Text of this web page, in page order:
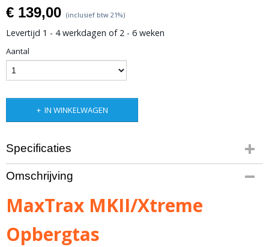
€ 139,00 (inclusief btw 21%)
Levertijd 1 - 4 werkdagen of 2 - 6 weken
Aantal
IN WINKELWAGEN
Specificaties
Netto gewicht
3,00 Kg
Bruto gewicht
2,00 Kg
51 x 34 x 10 cm
Omschrijving
MaxTrax MKII/Xtreme
Opbergtas